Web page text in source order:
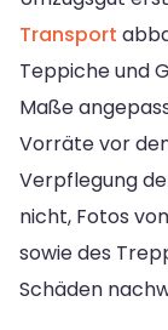
Transport
Teppiche und
Maße
Vorräte vor
Verpflegung
nicht, Fotos
sowie des
Schäden